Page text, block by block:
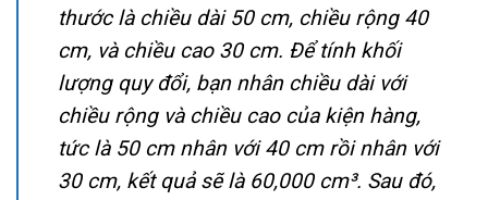
thước là chiều dài 50 cm, chiều rộng 40
cm, và chiều cao 30 cm. Để tính khối
lượng quy đổi, bạn nhân chiều dài với
chiều rộng và chiều cao của kiện hàng,
tức là 50 cm nhân với 40 cm rồi nhân với
30 cm, kết quả sẽ là 60,000 cm³. Sau đó,